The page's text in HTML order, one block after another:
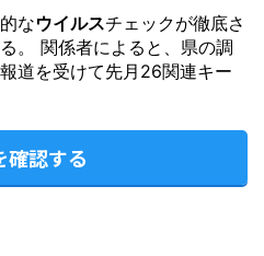
なウイルスチェックが徹底さ
。 関係者によると、県の調
道を受けて先月26関連キー
確認する